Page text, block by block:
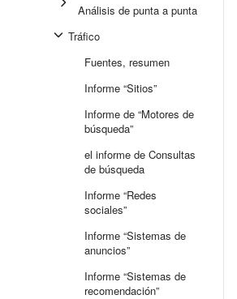
Análisis de punta a punta
Tráfico
Fuentes, resumen
Informe “Sitios”
Informe de “Motores de
búsqueda”
el informe de Consultas
de búsqueda
Informe “Redes
sociales”
Informe “Sistemas de
anuncios”
Informe “Sistemas de
recomendación”